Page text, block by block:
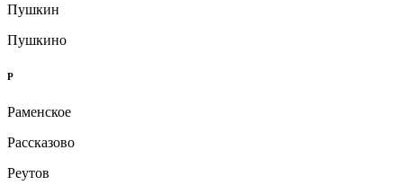
Пушкин
Пушкино
Р
Раменское
Рассказово
Реутов